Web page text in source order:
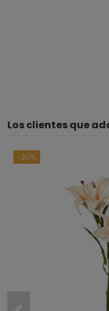
Los clientes que
-20%